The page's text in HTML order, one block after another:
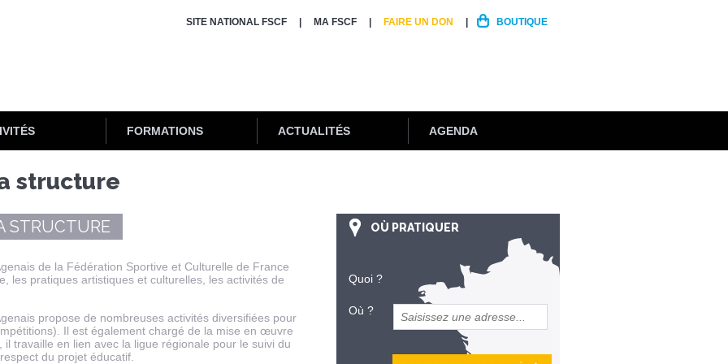
SITE NATIONAL FSCF MA FSCF FAIRE UN DON BOUTIQUE
FORMATIONS ACTUALITÉS AGENDA
structure
STRUCTURE
de la Fédération Sportive et Culturelle de France
les pratiques artistiques et culturelles, les activités de
propose de nombreuses activités diversifiées pour
Il est également chargé de la mise en œuvre
travaille en lien avec la ligue régionale pour le suivi du
du projet éducatif.
OÙ PRATIQUER
Quoi ?
Où ?
et